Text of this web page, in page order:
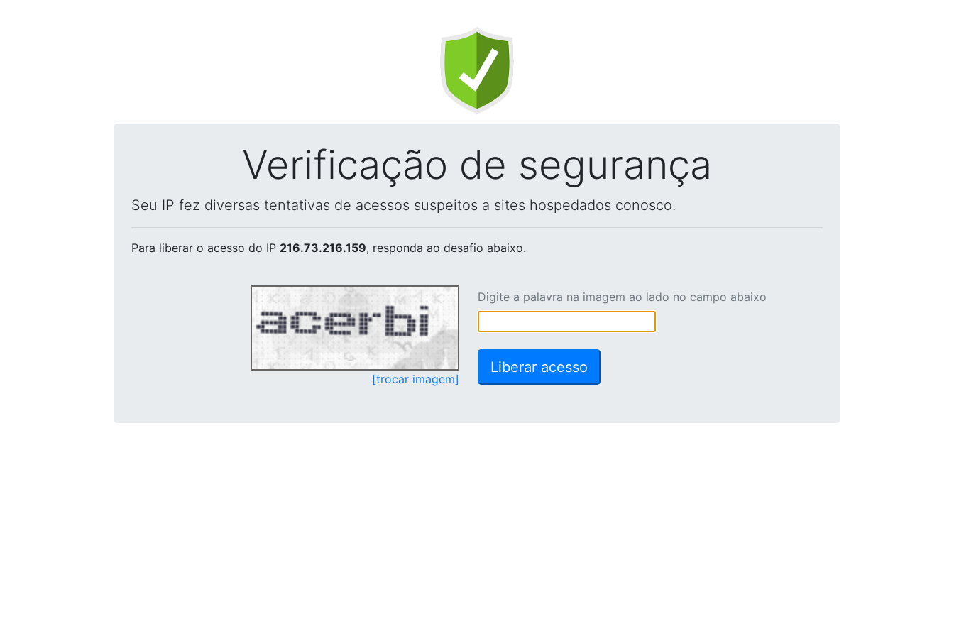
Verificação de segurança
Seu IP fez diversas tentativas de acessos suspeitos a sites hospedados conosco.
Para liberar o acesso do IP 216.73.216.159, responda ao desafio abaixo.
[trocar imagem]
Digite a palavra na imagem ao lado no campo abaixo